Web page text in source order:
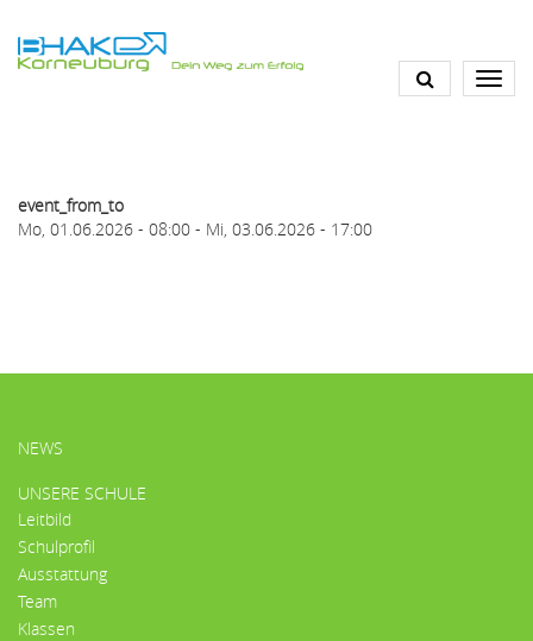
zum
Inhalt
event_from_to
Mo, 01.06.2026 - 08:00 - Mi, 03.06.2026 - 17:00
HAUPTMENÜ
NEWS
UNSERE SCHULE
Leitbild
Schulprofil
Ausstattung
Team
Klassen